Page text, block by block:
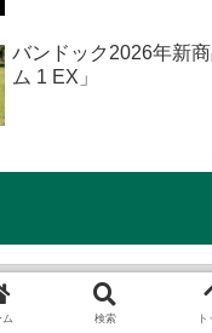
バンドック2026年新
ム 1 EX」
ム 検索